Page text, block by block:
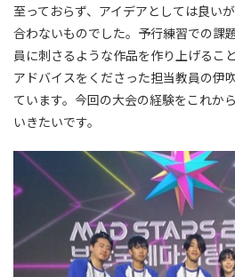
至っておらず、アイデアとしては良い
合わないものでした。予行練習での課
員に刺さるような作品を作り上げるこ
アドバイスをくださった担当教員の伊
ています。今回の大会の経験をこれか
いきたいです。